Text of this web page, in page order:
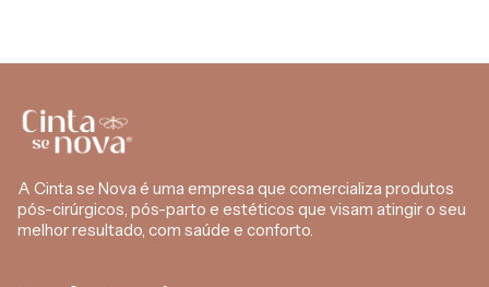
A Cinta se Nova é uma empresa que comercializa produtos
pós-cirúrgicos, pós-parto e estéticos que visam atingir o seu
melhor resultado, com saúde e conforto.